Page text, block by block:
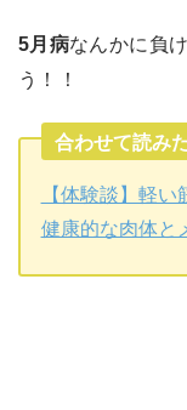
5月病なんかに負
う！！
合わせて読み
【体験談】軽
健康的な肉体と